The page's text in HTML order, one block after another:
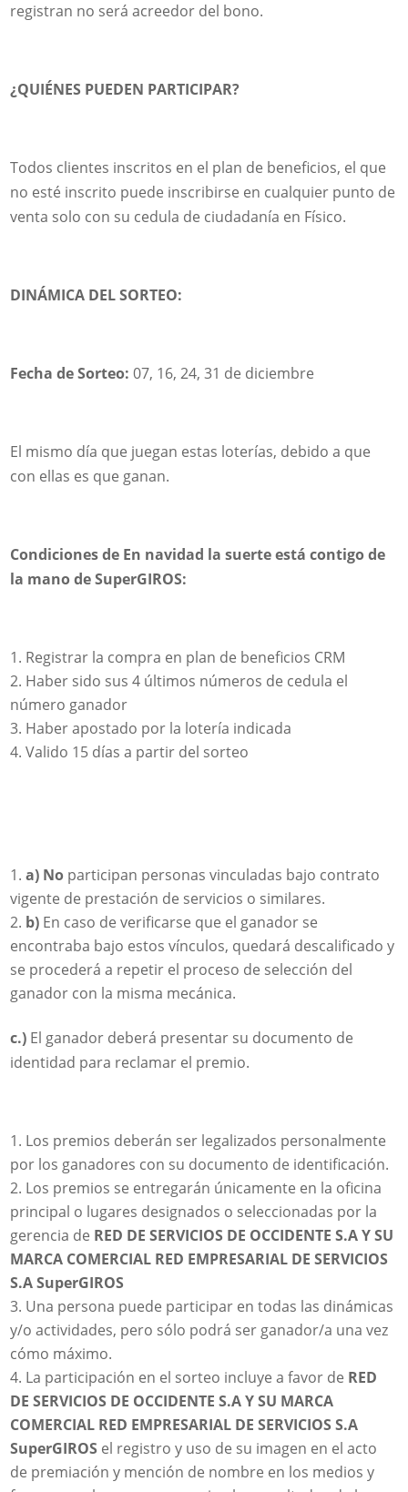
registran no será acreedor del bono.
¿QUIÉNES PUEDEN PARTICIPAR?
Todos clientes inscritos en el plan de beneficios, el que
no esté inscrito puede inscribirse en cualquier punto de
venta solo con su cedula de ciudadanía en Físico.
DINÁMICA DEL SORTEO:
Fecha de Sorteo: 07, 16, 24, 31 de diciembre
El mismo día que juegan estas loterías, debido a que
con ellas es que ganan.
Condiciones de En navidad la suerte está contigo de
la mano de SuperGIROS:
Registrar la compra en plan de beneficios CRM
Haber sido sus 4 últimos números de cedula el
número ganador
Haber apostado por la lotería indicada
Valido 15 días a partir del sorteo
a) No participan personas vinculadas bajo contrato
vigente de prestación de servicios o similares.
b) En caso de verificarse que el ganador se
encontraba bajo estos vínculos, quedará descalificado y
se procederá a repetir el proceso de selección del
ganador con la misma mecánica.
c.) El ganador deberá presentar su documento de
identidad para reclamar el premio.
Los premios deberán ser legalizados personalmente
por los ganadores con su documento de identificación.
Los premios se entregarán únicamente en la oficina
principal o lugares designados o seleccionadas por la
gerencia de RED DE SERVICIOS DE OCCIDENTE S.A Y SU
MARCA COMERCIAL RED EMPRESARIAL DE SERVICIOS
S.A SuperGIROS
Una persona puede participar en todas las dinámicas
y/o actividades, pero sólo podrá ser ganador/a una vez
cómo máximo.
La participación en el sorteo incluye a favor de RED
DE SERVICIOS DE OCCIDENTE S.A Y SU MARCA
COMERCIAL RED EMPRESARIAL DE SERVICIOS S.A
SuperGIROS el registro y uso de su imagen en el acto
de premiación y mención de nombre en los medios y